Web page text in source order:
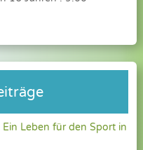
Leben für den Sport in